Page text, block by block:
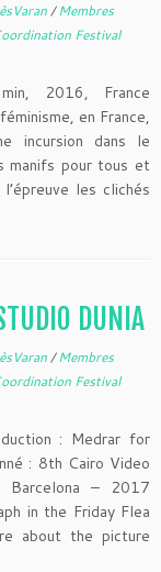
/Membres
Festival
2016, France
en France,
incursion dans le
manifs pour tous et
les clichés
DUNIA
/Membres
Festival
: Medrar for
: 8th Cairo Video
– 2017
in the Friday Flea
about the picture